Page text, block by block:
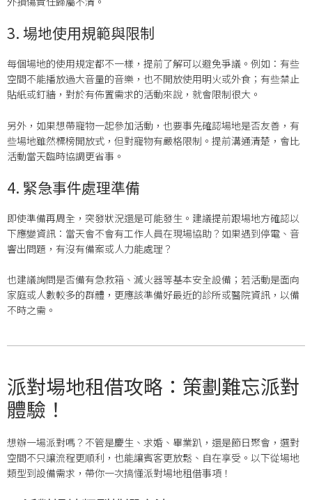
3. 場地使用規範與限制
每個場地的使用規定都不一樣，提前了解可以避免爭議。例如：有些
空間不能播放過大音量的音樂，也不開放使用明火或外食；有些禁止
貼紙或釘牆，對於有佈置需求的活動來說，就會限制很大。
另外，如果想帶寵物一起參加活動，也要事先確認場地是否友善，有
些場地雖然標榜開放式，但對寵物有嚴格限制。提前溝通清楚，會比
活動當天臨時協調更省事。
4. 緊急事件處理準備
即使準備再周全，突發狀況還是可能發生。建議提前跟場地方確認以
下應變資訊：當天會不會有工作人員在現場協助？如果遇到停電、音
響出問題，有沒有備案或人力能處理？
也建議詢問是否備有急救箱、滅火器等基本安全設備；若活動是面向
家庭或人數較多的群體，更應該準備好最近的診所或醫院資訊，以備
不時之需。
派對場地租借攻略：策劃難忘派對
體驗！
想辦一場派對嗎？不管是慶生、求婚、畢業趴，還是節日聚會，選對
空間不只讓流程更順利，也能讓賓客更放鬆、自在享受。以下從場地
類型到設備需求，帶你一次搞懂派對場地租借事項！